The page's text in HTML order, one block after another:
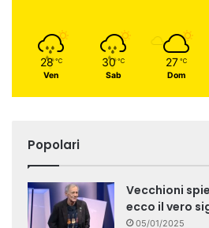
28 ℃
Ven
30 ℃
Sab
27 ℃
Dom
Popolari
Vecchioni
ecco il vero
05/01/2025